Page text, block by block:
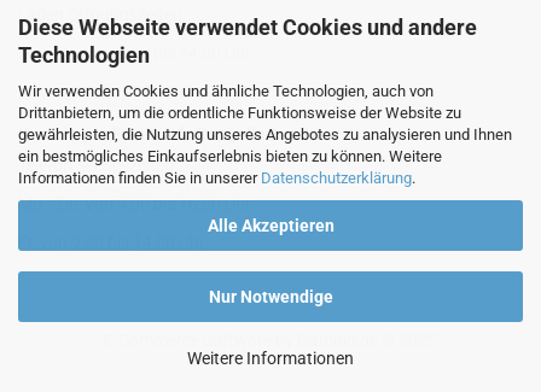
Diese Webseite verwendet Cookies und andere
Technologien
Wir verwenden Cookies und ähnliche Technologien, auch von
Drittanbietern, um die ordentliche Funktionsweise der Website zu
gewährleisten, die Nutzung unseres Angebotes zu analysieren und Ihnen
ein bestmögliches Einkaufserlebnis bieten zu können. Weitere
Informationen finden Sie in unserer Datenschutzerklärung.
Alle Akzeptieren
Nur Notwendige
Weitere Informationen
Laden Öffnungszeiten:
Mo. - Do. von 9:00 bis 14:00 Uhr
Fr. von 9:00 bis 13:00 Uhr
Kontakt per Email:info@segelladen.de
Telefon Servicezeiten:
Mo. - Do. von 9:00 bis 16:00 Uhr